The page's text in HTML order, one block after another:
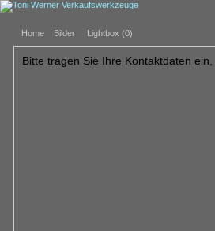
Home Bilder Lightbox (0)
Bitte tragen Sie Ihre Kontaktdaten